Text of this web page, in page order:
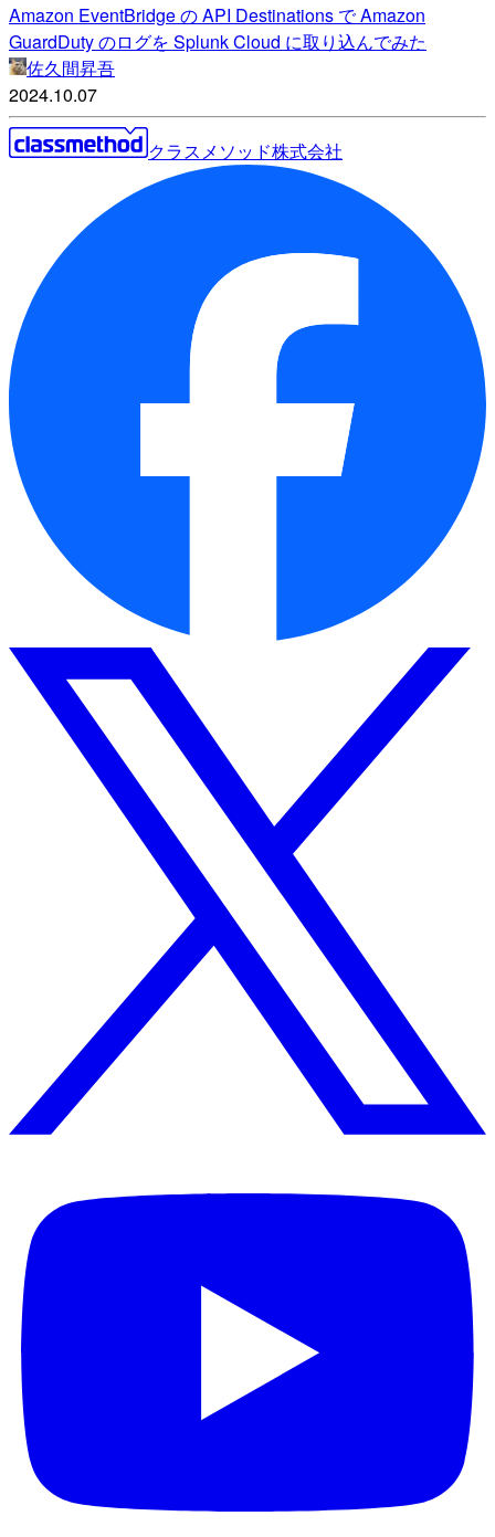
Amazon EventBridge の API Destinations で Amazon
GuardDuty のログを Splunk Cloud に取り込んでみた
佐久間昇吾
2024.10.07
クラスメソッド株式会社